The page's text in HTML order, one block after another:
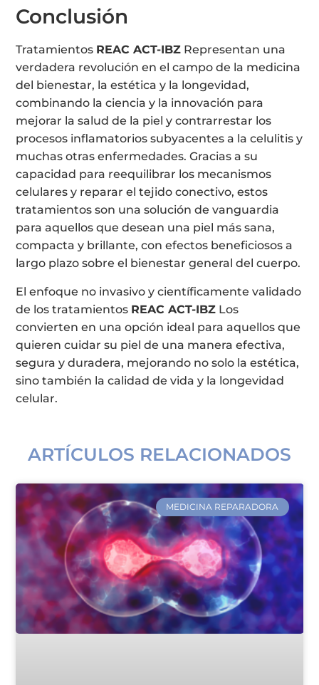
Conclusión
Tratamientos REAC ACT-IBZ Representan una
verdadera revolución en el campo de la medicina
del bienestar, la estética y la longevidad,
combinando la ciencia y la innovación para
mejorar la salud de la piel y contrarrestar los
procesos inflamatorios subyacentes a la celulitis y
muchas otras enfermedades. Gracias a su
capacidad para reequilibrar los mecanismos
celulares y reparar el tejido conectivo, estos
tratamientos son una solución de vanguardia
para aquellos que desean una piel más sana,
compacta y brillante, con efectos beneficiosos a
largo plazo sobre el bienestar general del cuerpo.
El enfoque no invasivo y científicamente validado
de los tratamientos REAC ACT-IBZ Los
convierten en una opción ideal para aquellos que
quieren cuidar su piel de una manera efectiva,
segura y duradera, mejorando no solo la estética,
sino también la calidad de vida y la longevidad
celular.
ARTÍCULOS RELACIONADOS
MEDICINA REPARADORA